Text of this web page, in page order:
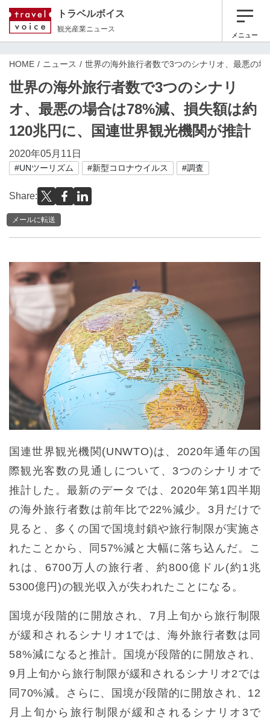
トラベルボイス
観光産業ニュース
メニュー
HOME ニュース 世界の海外旅行者数で3つのシナリオ、最悪の
世界の海外旅行者数で3つのシナリ
オ、最悪の場合は78%減、損失額は約
120兆円に、国連世界観光機関が推計
2020年05月11日
#UNツーリズム #新型コロナウイルス #調査
Share:
メールに転送
国連世界観光機関(UNWTO)は、2020年通年の国
際観光客数の見通しについて、3つのシナリオで
推計した。最新のデータでは、2020年第1四半期
の海外旅行者数は前年比で22%減少。3月だけで
見ると、多くの国で国境封鎖や旅行制限が実施さ
れたことから、同57%減と大幅に落ち込んだ。こ
れは、6700万人の旅行者、約800億ドル(約1兆
5300億円)の観光収入が失われたことになる。
国境が段階的に開放され、7月上旬から旅行制限
が緩和されるシナリオ1では、海外旅行者数は同
58%減になると推計。国境が段階的に開放され、
9月上旬から旅行制限が緩和されるシナリオ2では
同70%減。さらに、国境が段階的に開放され、12
月上旬から旅行制限が緩和されるシナリオ3で